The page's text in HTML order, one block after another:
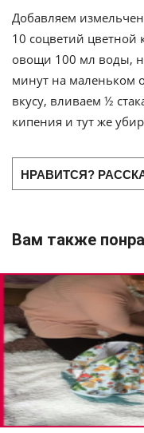
Добавляем
10 соцветий цветной
овощи 100 мл воды,
минут на маленьком
вкусу, вливаем ½
кипения и тут же
НРАВИТСЯ?
Вам также